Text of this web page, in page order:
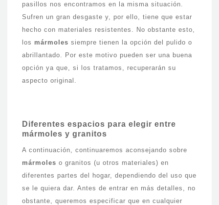
pasillos nos encontramos en la misma situación.
Sufren un gran desgaste y, por ello, tiene que estar
hecho con materiales resistentes. No obstante esto,
los mármoles siempre tienen la opción del pulido o
abrillantado. Por este motivo pueden ser una buena
opción ya que, si los tratamos, recuperarán su
aspecto original.
Diferentes espacios para elegir entre
mármoles y granitos
A continuación, continuaremos aconsejando sobre
mármoles o granitos (u otros materiales) en
diferentes partes del hogar, dependiendo del uso que
se le quiera dar. Antes de entrar en más detalles, no
obstante, queremos especificar que en cualquier